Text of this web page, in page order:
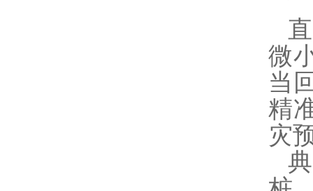
微
当
精
灾